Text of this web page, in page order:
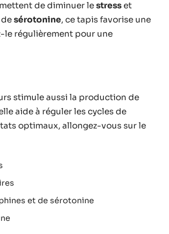
de diminuer lestress et
sérotonine, ce tapis favorise une
le régulièrement pour une
stimule aussi la production de
aide à réguler les cycles de
optimaux, allongez-vous sur le
et de sérotonine